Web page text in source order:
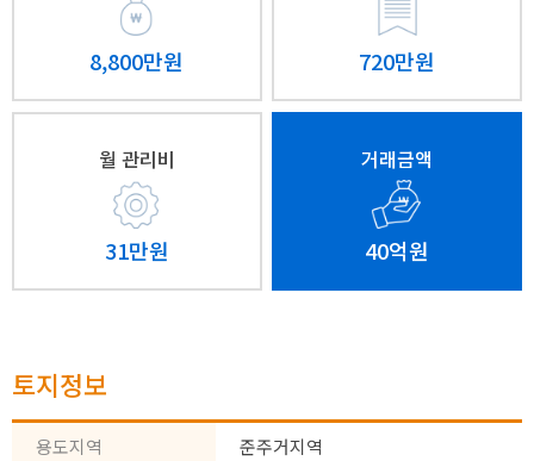
8,800만원 720만원
월 관리비
31만원
거래금액
40억원
토지정보
용도지역
준주거지역